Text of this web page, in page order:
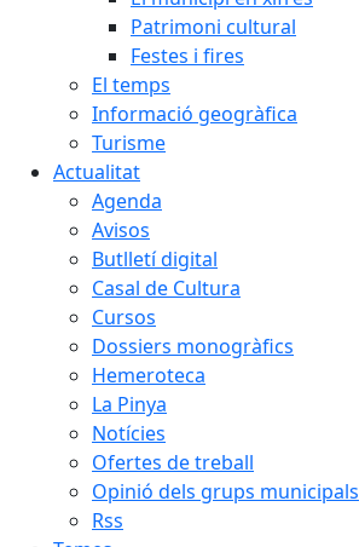
Patrimoni cultural
Festes i fires
El temps
Informació geogràfica
Turisme
Actualitat
Agenda
Avisos
Butlletí digital
Casal de Cultura
Cursos
Dossiers monogràfics
Hemeroteca
La Pinya
Notícies
Ofertes de treball
Opinió dels grups municipals
Rss